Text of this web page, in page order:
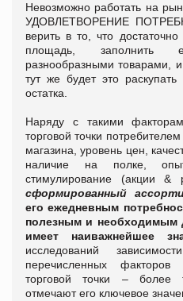
Невозможно работать на
УДОВЛЕТВОРЕНИЕ
верить в то, что
площадь, заполнить
разнообразными товарами,
тут же будет это
остатка.
Наряду с такими
торговой точки
магазина, уровень цен,
наличие на полке,
стимулирование (акции &
сформированный
его ежедневным
полезным и необходимым
имеет наиважнейшее
исследований
перечисленных
торговой точки – более
отмечают его ключевое